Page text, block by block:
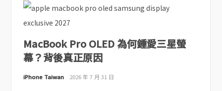
MacBook Pro OLED 為何鍾愛三星螢
幕？背後真正原因
iPhone Taiwan 2026 年 7 月 31 日